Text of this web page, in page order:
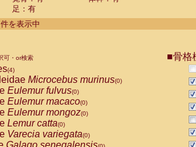
Lagothrix lagothricha
lagothricha cana(0)
Cacajao calvus rubicundus(0)
Callicebus moloch
Callicebus torquatus
Callicebusspp.(0)
Chiropotes satanas
Pithecia monachus
Pithecia pithecia(0)
Cercocebus agilis
Cercocebus galeritus chrysogaster
足：有
を表示中
可・or検索
(4)
Microcebus murinus(0)
Eulemur fulvus(0)
Eulemur macaco(0)
Eulemur mongoz(0)
Lemur catta(0)
Varecia variegata(0)
Galago senegalensis
■骨格